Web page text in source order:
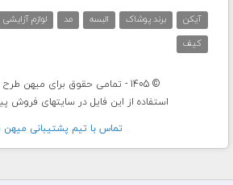
آیکن برند پوشاک البسه مد لوازم آزایشی
کیف
© 1405 - تمامی حقوق برای میهن طرح محفوظ است.
استفاده از این فایل در سایتهای فروش
تماس با تيم پشتيبانی